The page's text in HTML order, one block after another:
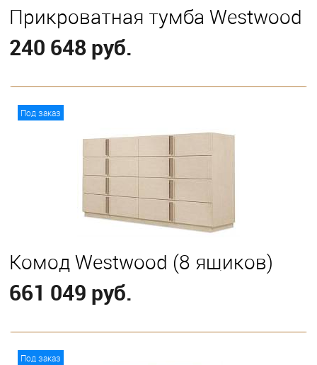
Прикроватная тумба Westwood
240 648 руб.
Под заказ
Комод Westwood (8 ящиков)
661 049 руб.
Под заказ